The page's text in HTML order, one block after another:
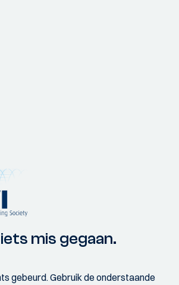
mis gegaan.
gebeurd. Gebruik de onderstaande